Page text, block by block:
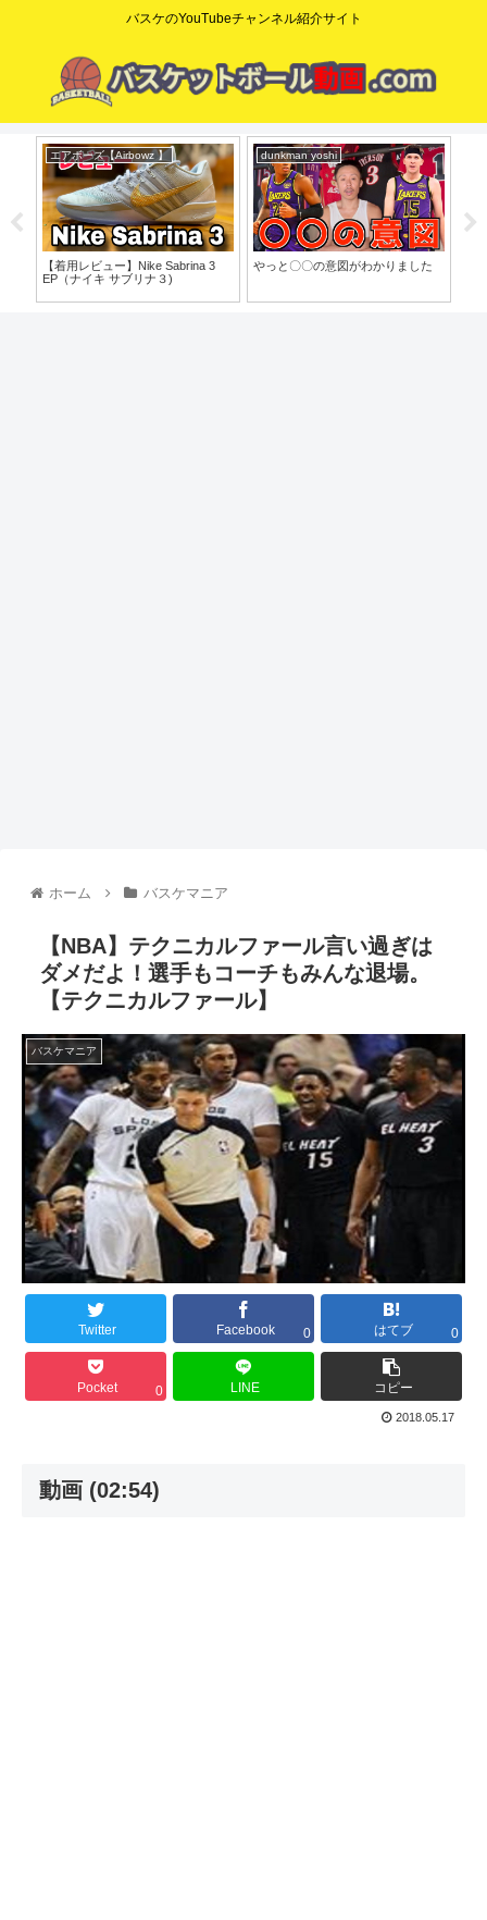
バスケのYouTubeチャンネル紹介サイト
エアボーズ【Airbowz 】
【着用レビュー】Nike Sabrina 3
EP（ナイキ サブリナ３)
dunkman yoshi
やっと〇〇の意図がわかりました
ホーム バスケマニア
【NBA】テクニカルファール言い過ぎは
ダメだよ！選手もコーチもみんな退場。
【テクニカルファール】
バスケマニア
Twitter Facebook 0 はてブ 0
Pocket 0 LINE コピー
2018.05.17
動画 (02:54)